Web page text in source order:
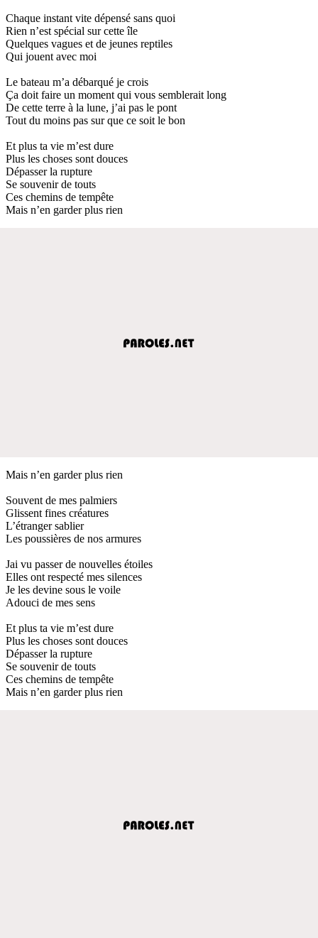
Chaque instant vite dépensé sans quoi
Rien n’est spécial sur cette île
Quelques vagues et de jeunes reptiles
Qui jouent avec moi
Le bateau m’a débarqué je crois
Ça doit faire un moment qui vous semblerait long
De cette terre à la lune, j’ai pas le pont
Tout du moins pas sur que ce soit le bon
Et plus ta vie m’est dure
Plus les choses sont douces
Dépasser la rupture
Se souvenir de touts
Ces chemins de tempête
Mais n’en garder plus rien
Mais n’en garder plus rien
Souvent de mes palmiers
Glissent fines créatures
L’étranger sablier
Les poussières de nos armures
Jai vu passer de nouvelles étoiles
Elles ont respecté mes silences
Je les devine sous le voile
Adouci de mes sens
Et plus ta vie m’est dure
Plus les choses sont douces
Dépasser la rupture
Se souvenir de touts
Ces chemins de tempête
Mais n’en garder plus rien